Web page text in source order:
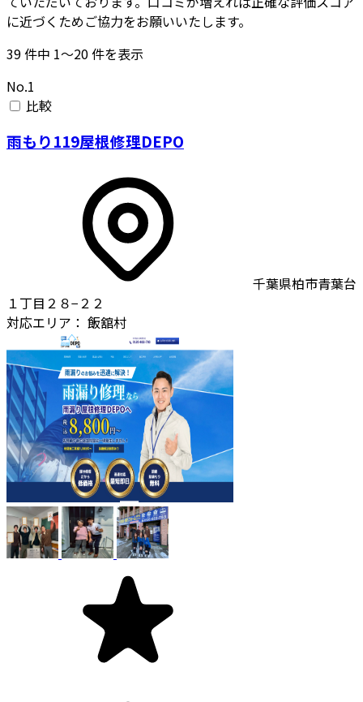
に近づくためご協力をお願いいたします。
39件中 1〜20件を表示
No.1
比較
雨もり119屋根修理DEPO
千葉県柏市青葉台
１丁目２８−２２
対応エリア： 飯舘村